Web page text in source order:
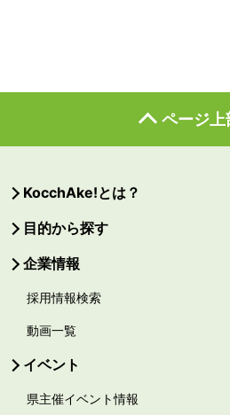
ページ上
KocchAke!とは？
目的から探す
企業情報
採用情報検索
動画一覧
イベント
県主催イベント情報